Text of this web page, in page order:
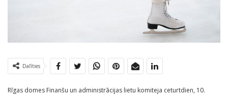
Dalīties
Rīgas domes Finanšu un administrācijas lietu komiteja ceturtdien, 10.